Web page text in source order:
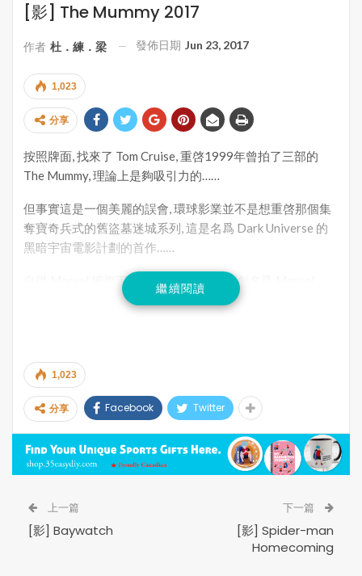
[影] The Mummy 2017
作者 杜．練．梁 發佈日期 Jun 23, 2017
1,023
分享
按照牌面, 找來了 Tom Cruise, 重啓1999年曾拍了三部的
The Mummy, 理論上是夠吸引力的……
但事實這是一個美麗的誤會, 環球影業並不是想重啓那個集
奪寶奇兵式的舊盜墓迷城系列, 這是名爲 Dark Universe 的
黑暗宇宙電影計劃的首作……
自從 Marvel 把旗下超級英雄電影集合開創名爲 Marvel
Universe 的複仇者聯盟開始, 荷裏活電影界便鼓吹起一遍宇
畫公司擁有大量超級英雄漫畫版權, 要建造自家系列 cross
over 電影是理所當然的事……
series, 傳奇影業買下日本哥斯拉版權推出了 Godzilla cross
over King Kong 由華納發行的 Monster Universe 大怪獸宇
創立了 Alien Universe。
到現在, 環球影業也來分一杯羹, 把西方百年經典的妖魔鬼怪
大集合來建構一個名爲 Dark Universe 的計劃, 那些都是大
繼續閱讀
1,023
分享 Facebook Twitter
上一篇
[影] Baywatch
下一篇
[影] Spider-man
Homecoming